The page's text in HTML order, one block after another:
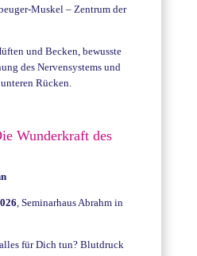
Muskel – Zentrum der
und Becken, bewusste
des Nervensystems und
Rücken.
Wunderkraft des
, Seminarhaus Abrahm in
für Dich tun? Blutdruck